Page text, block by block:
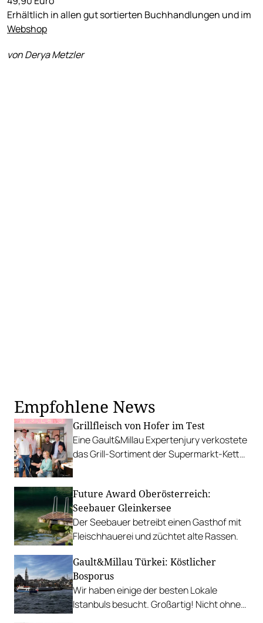
Erhältlich in allen gut sortierten Buchhandlungen und im
Webshop
von Derya Metzler
Empfohlene News
Grillfleisch von Hofer im Test
Eine Gault&Millau Expertenjury verkostete
das Grill-Sortiment der Supermarkt-Kette
Future Award Oberösterreich:
Seebauer Gleinkersee
Der Seebauer betreibt einen Gasthof mit
Fleischhauerei und züchtet alte Rassen.
Gault&Millau Türkei: Köstlicher
Bosporus
Wir haben einige der besten Lokale
Istanbuls besucht. Großartig! Nicht ohne